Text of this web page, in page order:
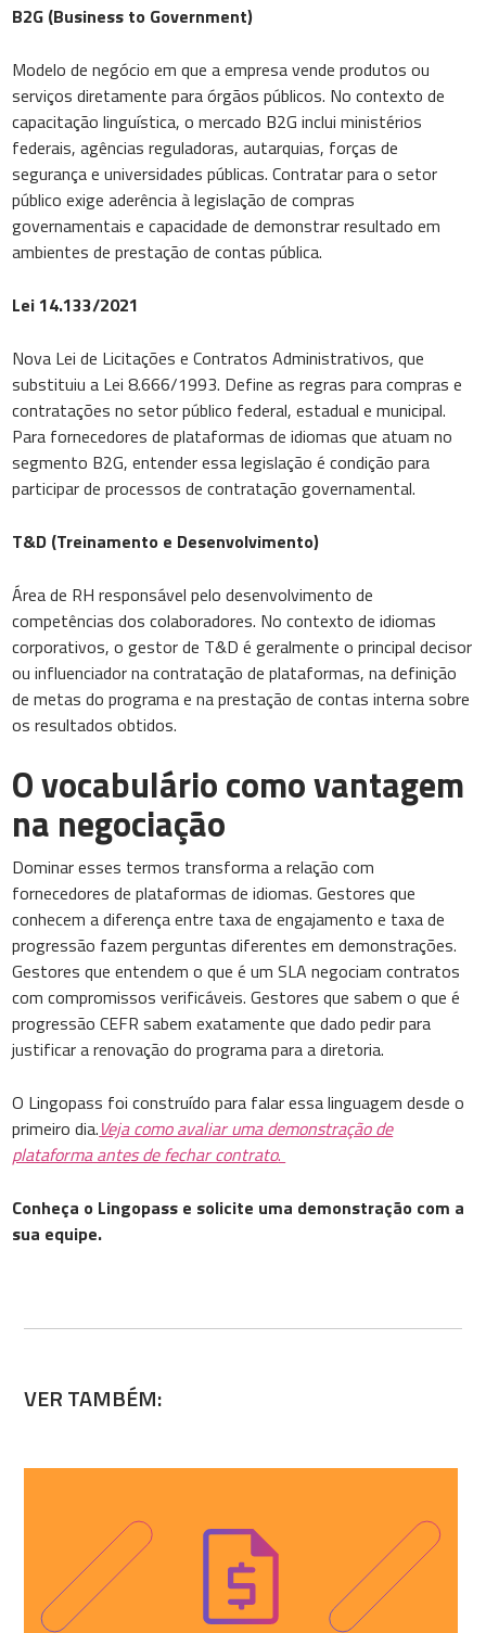
B2G (Business to Government)
Modelo de negócio em que a empresa vende produtos ou
serviços diretamente para órgãos públicos. No contexto de
capacitação linguística, o mercado B2G inclui ministérios
federais, agências reguladoras, autarquias, forças de
segurança e universidades públicas. Contratar para o setor
público exige aderência à legislação de compras
governamentais e capacidade de demonstrar resultado em
ambientes de prestação de contas pública.
Lei 14.133/2021
Nova Lei de Licitações e Contratos Administrativos, que
substituiu a Lei 8.666/1993. Define as regras para compras e
contratações no setor público federal, estadual e municipal.
Para fornecedores de plataformas de idiomas que atuam no
segmento B2G, entender essa legislação é condição para
participar de processos de contratação governamental.
T&D (Treinamento e Desenvolvimento)
Área de RH responsável pelo desenvolvimento de
competências dos colaboradores. No contexto de idiomas
corporativos, o gestor de T&D é geralmente o principal decisor
ou influenciador na contratação de plataformas, na definição
de metas do programa e na prestação de contas interna sobre
os resultados obtidos.
O vocabulário como vantagem
na negociação
Dominar esses termos transforma a relação com
fornecedores de plataformas de idiomas. Gestores que
conhecem a diferença entre taxa de engajamento e taxa de
progressão fazem perguntas diferentes em demonstrações.
Gestores que entendem o que é um SLA negociam contratos
com compromissos verificáveis. Gestores que sabem o que é
progressão CEFR sabem exatamente que dado pedir para
justificar a renovação do programa para a diretoria.
O Lingopass foi construído para falar essa linguagem desde o
primeiro dia.Veja como avaliar uma demonstração de
plataforma antes de fechar contrato.
Conheça o Lingopass e solicite uma demonstração com a
sua equipe.
VER TAMBÉM: